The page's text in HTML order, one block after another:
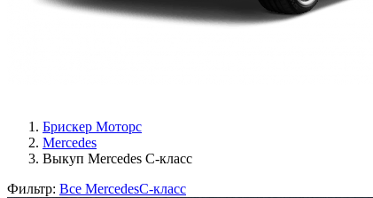
Брискер Моторс
Mercedes
Выкуп Mercedes C-класс
Фильтр: Все MercedesC-класс